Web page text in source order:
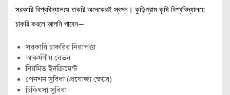
সরকারি বিশ্ববিদ্যালয়ে চাকরি অনেকেরই স্বপ্ন। কুড়িগ্রাম কৃষি বিশ্ববিদ্যালয়ে
চাকরি করলে আপনি পাবেন—
সরকারি চাকরির নিরাপত্তা
আকর্ষণীয় বেতন
নিয়মিত ইনক্রিমেন্ট
পেনশন সুবিধা (প্রযোজ্য ক্ষেত্রে)
চিকিৎসা সুবিধা